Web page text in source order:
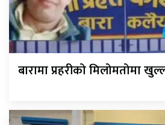
बारामा प्रहरीको मिलोमतोमा